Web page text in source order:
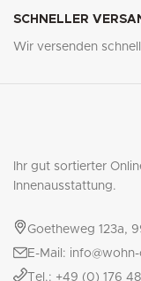
SCHNELLER
Wir versenden
Ihr gut sortierter
Innenausstattung.
Goetheweg 123a,
E-Mail:
Tel.: +49 (0) 176